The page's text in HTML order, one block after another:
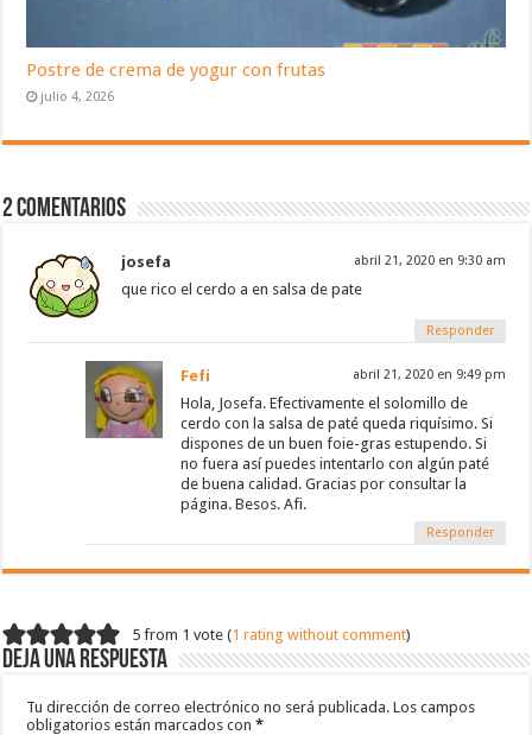
Postre de crema de yogur con frutas
julio 4, 2026
2 Comentarios
josefa abril 21, 2020 en 9:30 am
que rico el cerdo a en salsa de pate
Responder
Fefi abril 21, 2020 en 9:49 pm
Hola, Josefa. Efectivamente el solomillo de
cerdo con la salsa de paté queda riquísimo. Si
dispones de un buen foie-gras estupendo. Si
no fuera así puedes intentarlo con algún paté
de buena calidad. Gracias por consultar la
página. Besos. Afi.
Responder
5 from 1 vote (1 rating without comment)
Deja una respuesta
Tu dirección de correo electrónico no será publicada. Los campos
obligatorios están marcados con*